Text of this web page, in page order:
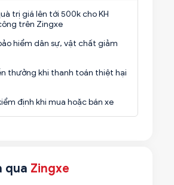
trị giá lên tới 500k cho KH
trên Zingxe
hiểm dân sự, vật chất giảm
thưởng khi thanh toán thiệt hại
định khi mua hoặc bán xe
qua Zingxe